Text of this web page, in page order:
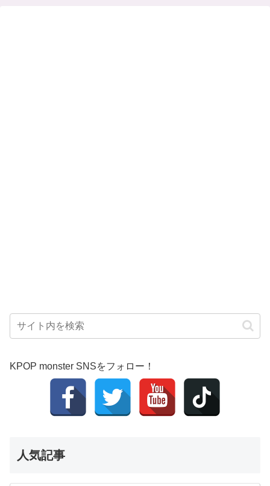
KPOP monster SNSをフォロー！
人気記事